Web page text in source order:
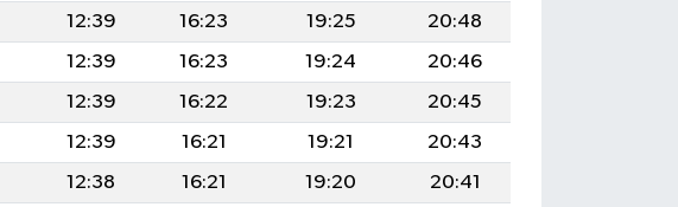
12:39 16:23 19:25
20:48
12:39 16:23 19:24
20:46
12:39 16:22 19:23
20:45
12:39 16:21 19:21
20:43
12:38 16:21 19:20
20:41